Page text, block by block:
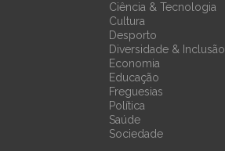
Ciência & Tecnologia
Cultura
Desporto
Diversidade & Inclusão
Economia
Educação
Freguesias
Política
Saúde
Sociedade